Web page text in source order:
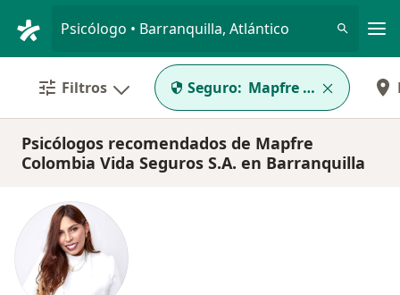
Psicólogo • Barranquilla, Atlántico
Filtros Seguro: Mapfre Colombia
Psicólogos recomendados de Mapfre
Colombia Vida Seguros S.A. en Barranquilla